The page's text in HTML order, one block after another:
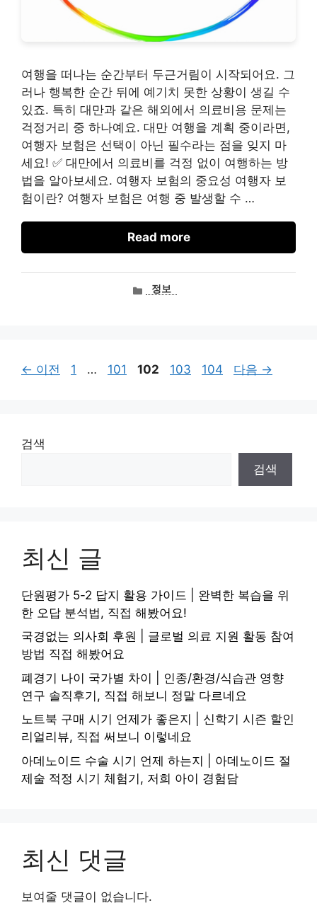
여행을 떠나는 순간부터 두근거림이 시작되어요. 그
러나 행복한 순간 뒤에 예기치 못한 상황이 생길 수
있죠. 특히 대만과 같은 해외에서 의료비용 문제는
걱정거리 중 하나예요. 대만 여행을 계획 중이라면,
여행자 보험은 선택이 아닌 필수라는 점을 잊지 마
세요! ✅ 대만에서 의료비를 걱정 없이 여행하는 방
법을 알아보세요. 여행자 보험의 중요성 여행자 보
험이란? 여행자 보험은 여행 중 발생할 수 …
Read more
카정보
← 이전
페
1 …
페
101
페
102
페
103
페
104 다음 →
검색
검색
최신 글
단원평가 5-2 답지 활용 가이드 | 완벽한 복습을 위
한 오답 분석법, 직접 해봤어요!
국경없는 의사회 후원 | 글로벌 의료 지원 활동 참여
방법 직접 해봤어요
폐경기 나이 국가별 차이 | 인종/환경/식습관 영향
연구 솔직후기, 직접 해보니 정말 다르네요
노트북 구매 시기 언제가 좋은지 | 신학기 시즌 할인
리얼리뷰, 직접 써보니 이렇네요
아데노이드 수술 시기 언제 하는지 | 아데노이드 절
제술 적정 시기 체험기, 저희 아이 경험담
최신 댓글
보여줄 댓글이 없습니다.